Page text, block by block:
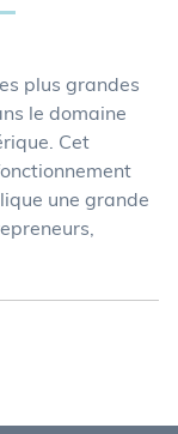
plus grandes
le domaine
Cet
une grande